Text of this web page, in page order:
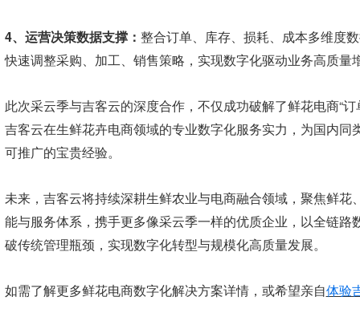
4、运营决策数据支撑： 整合订单、库存、损耗、成本多维度
快速调整采购、加工、销售策略，实现数字化驱动业务高质量
此次采云季与吉客云的深度合作，不仅成功破解了鲜花电商“
吉客云在生鲜花卉电商领域的专业数字化服务实力，为国内
可推广的宝贵经验。
未来，吉客云将持续深耕生鲜农业与电商融合领域，聚焦鲜
能与服务体系，携手更多像采云季一样的优质企业，以全链
破传统管理瓶颈，实现数字化转型与规模化高质量发展。
如需了解更多鲜花电商数字化解决方案详情，或希望亲自体验